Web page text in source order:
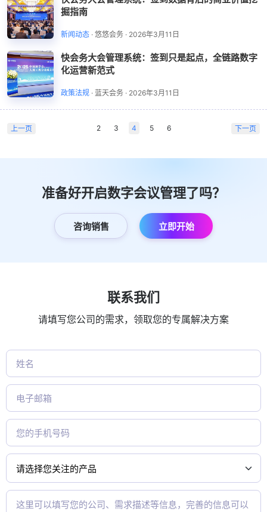
掘指南
新闻动态 · 悠悠会务 · 2026年3月11日
快会务大会管理系统：签到只是起点，全链路数字
化运营新范式
政策法规 · 蓝天会务 · 2026年3月11日
上一页 2 3 4 5 6 下一页
准备好开启数字会议管理了吗？
咨询销售 立即开始
联系我们
请填写您公司的需求，领取您的专属解决方案